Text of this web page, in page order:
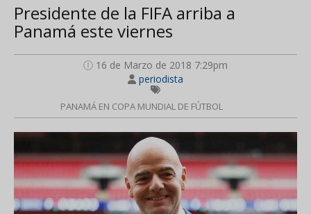
Presidente de la FIFA arriba a
Panamá este viernes
16 de Marzo de 2018 7:29pm
periodista
PANAMÁ EN COPA MUNDIAL DE FÚTBOL